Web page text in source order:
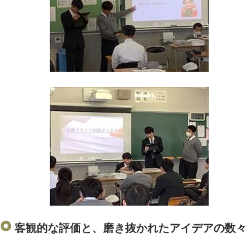
客観的な評価と、磨き抜かれたアイデアの数々